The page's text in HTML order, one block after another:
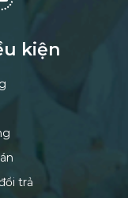
kiện
trả